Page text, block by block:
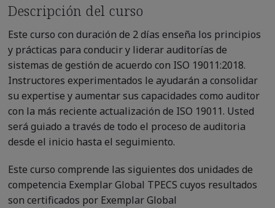
Descripción del curso
Este curso con duración de 2 días enseña los principios
y prácticas para conducir y liderar auditorías de
sistemas de gestión de acuerdo con ISO 19011:2018.
Instructores experimentados le ayudarán a consolidar
su expertise y aumentar sus capacidades como auditor
con la más reciente actualización de ISO 19011. Usted
será guiado a través de todo el proceso de auditoria
desde el inicio hasta el seguimiento.
Este curso comprende las siguientes dos unidades de
competencia Exemplar Global TPECS cuyos resultados
son certificados por Exemplar Global